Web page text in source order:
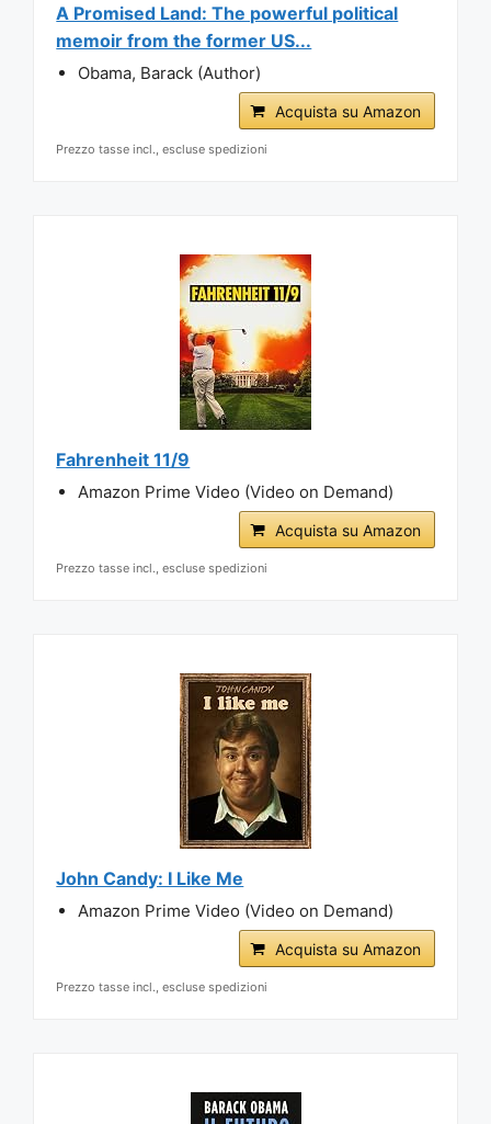
A Promised Land: The powerful political
memoir from the former US...
Obama, Barack (Author)
Acquista su Amazon
Prezzo tasse incl., escluse spedizioni
Fahrenheit 11/9
Amazon Prime Video (Video on Demand)
Acquista su Amazon
Prezzo tasse incl., escluse spedizioni
John Candy: I Like Me
Amazon Prime Video (Video on Demand)
Acquista su Amazon
Prezzo tasse incl., escluse spedizioni